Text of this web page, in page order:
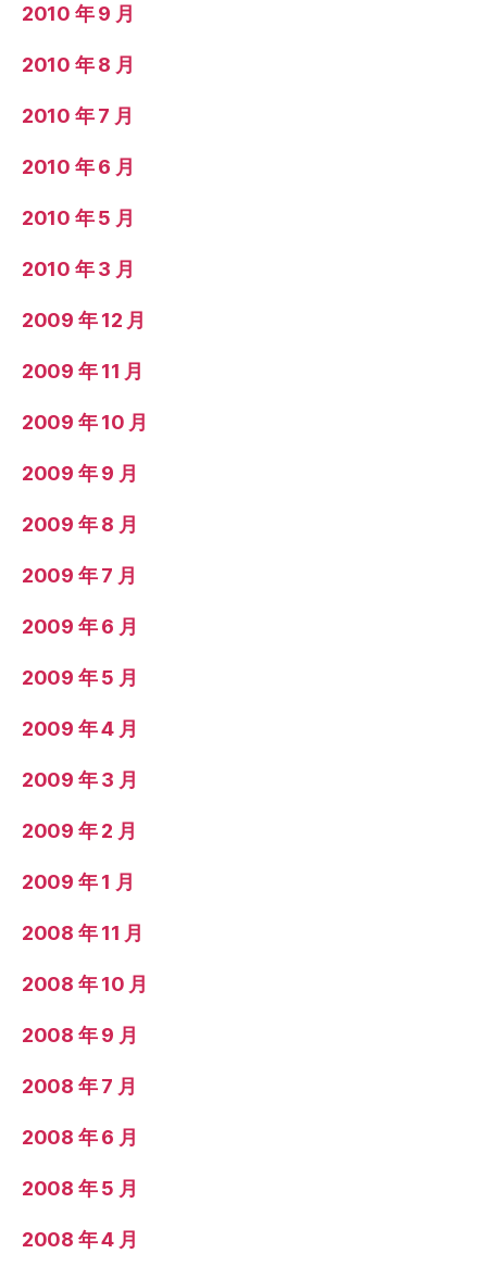
2010 年 9 月
2010 年 8 月
2010 年 7 月
2010 年 6 月
2010 年 5 月
2010 年 3 月
2009 年 12 月
2009 年 11 月
2009 年 10 月
2009 年 9 月
2009 年 8 月
2009 年 7 月
2009 年 6 月
2009 年 5 月
2009 年 4 月
2009 年 3 月
2009 年 2 月
2009 年 1 月
2008 年 11 月
2008 年 10 月
2008 年 9 月
2008 年 7 月
2008 年 6 月
2008 年 5 月
2008 年 4 月